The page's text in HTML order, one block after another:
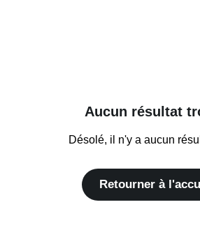
Aucun résultat
Désolé, il n'y a aucun
Retourner à